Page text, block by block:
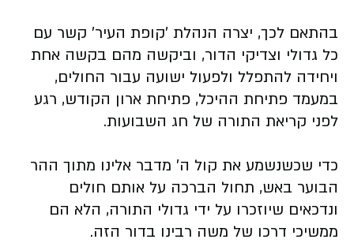
בהתאם לכך, יצרה הנהלת 'קופת העיר' קשר עם
כל גדולי וצדיקי הדור, וביקשה מהם בקשה אחת
ויחידה להתפלל ולפעול ישועה עבור החולים,
במעמד פתיחת ההיכל, פתיחת ארון הקודש, רגע
לפני קריאת התורה של חג השבועות.
כדי שכשנשמע את קול ה' מדבר אלינו מתוך ההר
הבוער באש, תחול הברכה על אותם חולים
ונדכאים שיוזכרו על ידי גדולי התורה, הלא הם
ממשיכי דרכו של משה רבינו בדור הזה.